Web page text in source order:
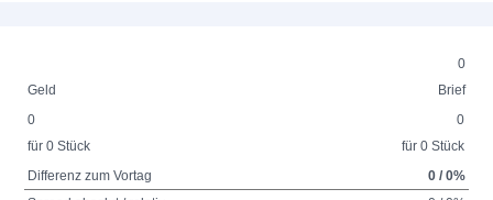
0
Geld
Brief
0
für 0 Stück
0
für 0 Stück
Differenz zum Vortag
0 / 0%